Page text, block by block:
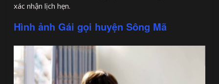
xác nhận lịch hẹn.
Hình ảnh Gái gọi huyện Sông Mã